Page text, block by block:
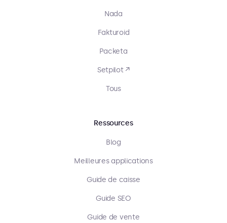
Nada
Fakturoid
Packeta
Setpilot ↗
Tous
Ressources
Blog
Meilleures applications
Guide de caisse
Guide SEO
Guide de vente